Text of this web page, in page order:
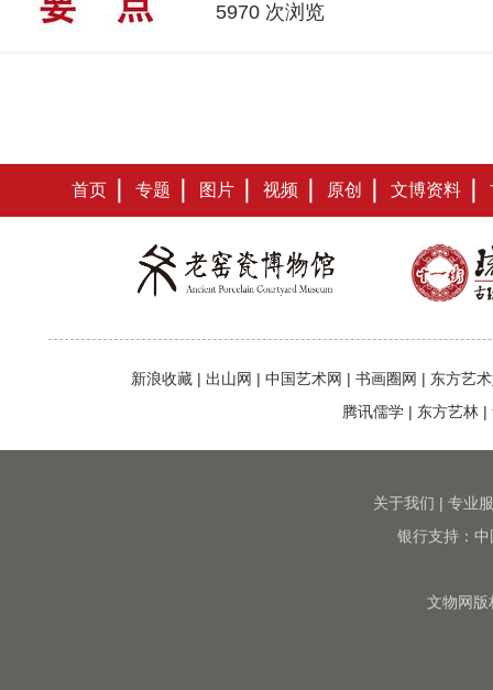
5970 次浏览
首页 专题 图片 视频 原创 文博资料
新浪收藏 | 出山网 | 中国艺术网 | 书画圈网 | 东方艺
腾讯儒学 | 东方艺林 |
关于我们 | 专业
银行支持：
文物网